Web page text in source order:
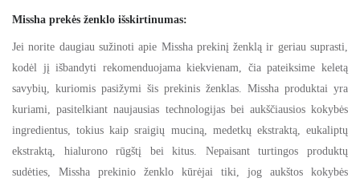
Missha prekės ženklo išskirtinumas:
Jei norite daugiau sužinoti apie Missha prekinį ženklą ir geriau suprasti,
kodėl jį išbandyti rekomenduojama kiekvienam, čia pateiksime keletą
savybių, kuriomis pasižymi šis prekinis ženklas. Missha produktai yra
kuriami, pasitelkiant naujausias technologijas bei aukščiausios kokybės
ingredientus, tokius kaip sraigių muciną, medetkų ekstraktą, eukaliptų
ekstraktą, hialurono rūgštį bei kitus. Nepaisant turtingos produktų
sudėties, Missha prekinio ženklo kūrėjai tiki, jog aukštos kokybės